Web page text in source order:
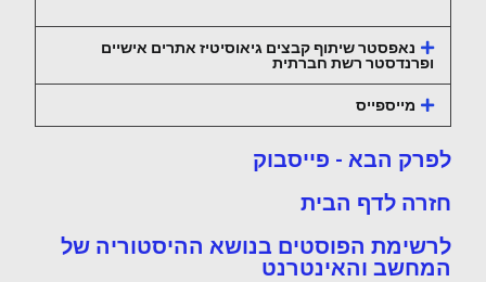
נאפסטר שיתוף קבצים גיאוסיטיז אתרים אישיים
ופרנדסטר רשת חברתית
מייספייס
לפרק הבא - פייסבוק
חזרה לדף הבית
לרשימת הפוסטים בנושא ההיסטוריה של
המחשב והאינטרנט